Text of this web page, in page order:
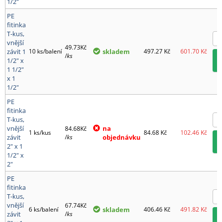
PE
fitinka
T-kus,
vnější
závit 1
1/2" x
1 1/2"
x 1
1/2"
10 ks/balení 49.73Kč
/ks skladem 497.27 Kč 601.70 Kč
PE
fitinka
T-kus,
vnější
závit
2" x 1
1/2" x
2"
1 ks/kus
84.68Kč
/ks
na
objednávku
84.68 Kč 102.46 Kč
PE
fitinka
T-kus,
vnější
závit
6 ks/balení
67.74Kč
/ks skladem 406.46 Kč 491.82 Kč